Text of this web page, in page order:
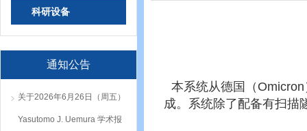
科研设备
通知公告
关于2026年6月26日（周五）
Yasutomo J. Uemura 学术报
本系统从德国（
成。系统除了配备有扫描